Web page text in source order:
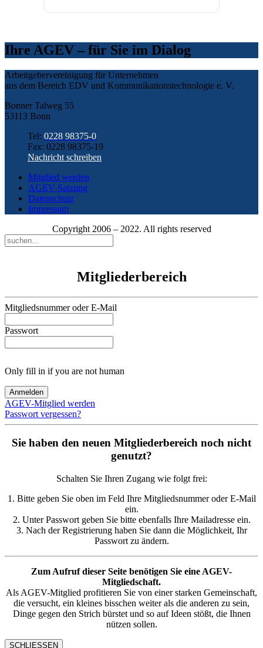
Ihre AGEV – für Sie im Dialog
Arbeitgebervereinigung für Unternehmen
aus dem Bereich EDV und Kommunikationstechnologie e. V.
Bonner Talweg 55
53113 Bonn
Tel: 0228 98375-0
Fax: 0228 98375-19
Nachricht schreiben
Mitglied werden
AGEV-Satzung
Datenschutz
Impressum
Copyright 2006 – 2022. All rights reserved
Mitgliederbereich
Mitgliedsnummer oder E-Mail
Passwort
Only fill in if you are not human
AGEV-Mitglied werden
Passwort vergessen?
Sie haben den neuen Mitgliederbereich noch nicht
genutzt?
Schalten Sie Ihren Zugang wie folgt frei:
1. Bitte geben Sie oben im Feld Ihre Mitgliedsnummer oder E-Mail
ein.
2. Unter Passwort geben Sie bitte ebenfalls Ihre Mailadresse ein.
3. Nach der Registrierung haben Sie dann die Möglichkeit, Ihr
Passwort zu ändern.
Zum Aufruf dieser Seite benötigen Sie eine AGEV-
Mitgliedschaft.
Als AGEV-Mitglied profitieren Sie von einer starken Gemeinschaft,
die versucht, ein kleines bisschen weiter als die anderen zu sein,
Dinge gegen den Strich bürstet und so auf Ideen stößt, die Ihnen
nützen sollen.
SCHLIESSEN